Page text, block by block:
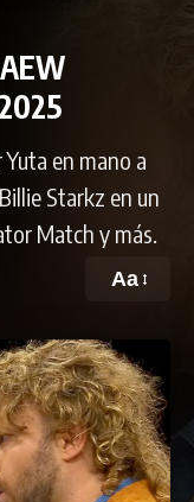
en mano a
Starkz en un
Match y más.
Aa